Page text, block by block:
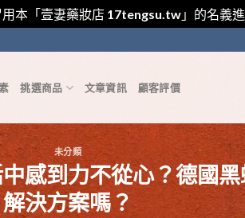
本「壹妻藥妝店 17tengsu.tw」的名義
挑選商品 文章資訊 顧客評價
未分類
感到力不從心？德國
解決方案嗎？